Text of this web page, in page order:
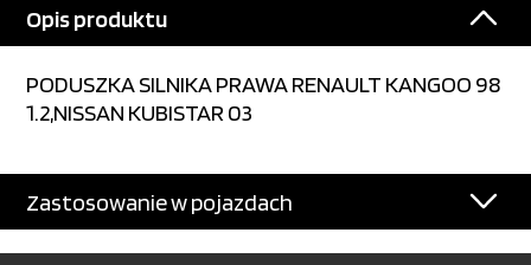
Opis produktu
PODUSZKA SILNIKA PRAWA RENAULT KANGOO 98
1.2,NISSAN KUBISTAR 03
Zastosowanie w pojazdach